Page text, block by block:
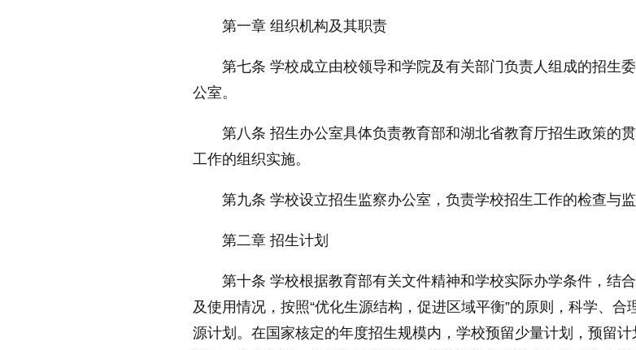
第一章 组织机构及其职责
第七条 学校成立由校领导和学院及有关部门负责人组成的招生
公室。
第八条 招生办公室具体负责教育部和湖北省教育厅招生政策的
工作的组织实施。
第九条 学校设立招生监察办公室，负责学校招生工作的检查与监
第二章 招生计划
第十条 学校根据教育部有关文件精神和学校实际办学条件，结合
及使用情况，按照“优化生源结构，促进区域平衡”的原则，科学、合
源计划。在 国家核定的年度招生规模内，学校预留少量计划，预留